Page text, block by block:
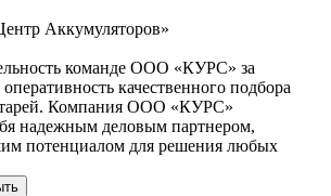
Аккумуляторов»
команде ООО «КУРС» за
качественного подбора
Компания ООО «КУРС»
надежным деловым партнером,
потенциалом для решения любых